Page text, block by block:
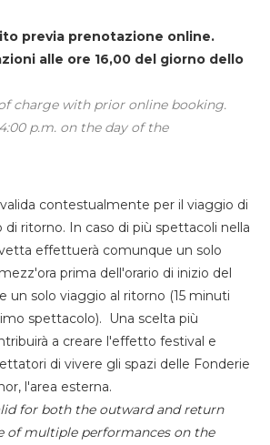
previa prenotazione online.
alle ore 16,00 del giorno dello
charge with prior online booking.
p.m. on the day of the
contestualmente per il viaggio di
di ritorno. In caso di più spettacoli nella
effettuerà comunque un solo
prima dell'orario di inizio del
un solo viaggio al ritorno (15 minuti
spettacolo). Una scelta più
a creare l'effetto festival e
di vivere gli spazi delle Fonderie
l'area esterna.
for both the outward and return
of multiple performances on the